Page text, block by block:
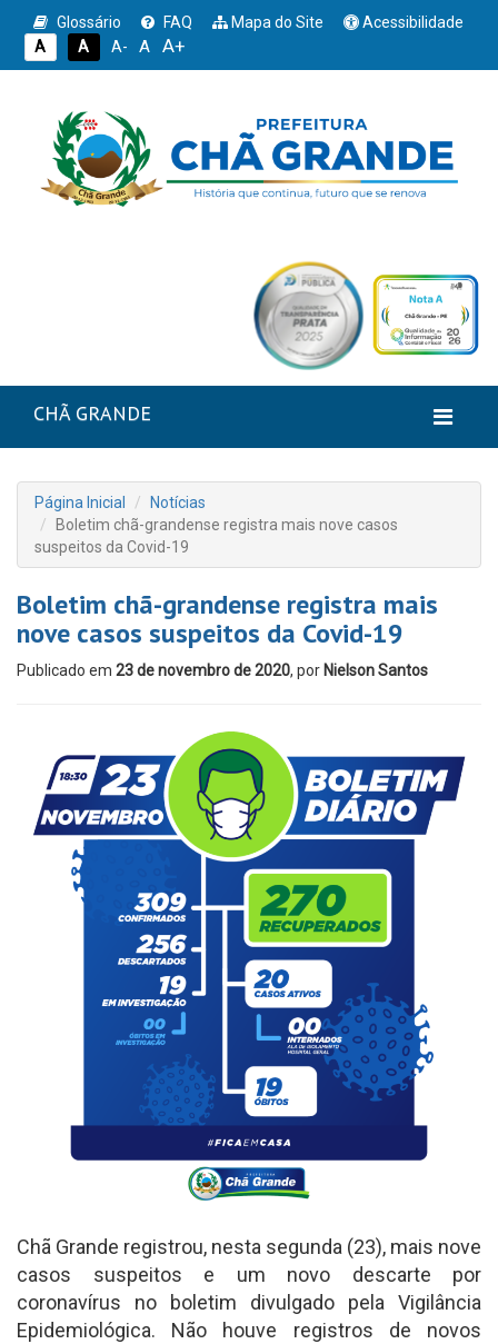
Glossário FAQ Mapa do Site
Acessibilidade
A
A A- A A+
CHÃ GRANDE
Página Inicial
Notícias
Boletim chã-grandense registra mais nove casos
suspeitos da Covid-19
Boletim chã-grandense registra mais
nove casos suspeitos da Covid-19
Publicado em 23 de novembro de 2020, por Nielson Santos
Chã Grande registrou, nesta segunda (23), mais nove
casos suspeitos e um novo descarte por
coronavírus no boletim divulgado pela Vigilância
Epidemiológica. Não houve registros de novos